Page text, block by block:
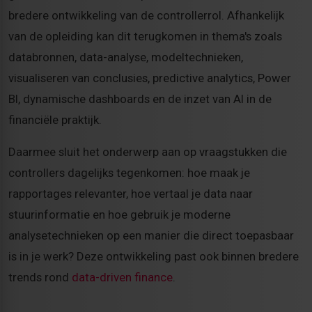
bredere ontwikkeling van de controllerrol. Afhankelijk
van de opleiding kan dit terugkomen in thema's zoals
databronnen, data-analyse, modeltechnieken,
visualiseren van conclusies, predictive analytics, Power
BI, dynamische dashboards en de inzet van AI in de
financiële praktijk.
Daarmee sluit het onderwerp aan op vraagstukken die
controllers dagelijks tegenkomen: hoe maak je
rapportages relevanter, hoe vertaal je data naar
stuurinformatie en hoe gebruik je moderne
analysetechnieken op een manier die direct toepasbaar
is in je werk? Deze ontwikkeling past ook binnen bredere
trends rond data-driven finance